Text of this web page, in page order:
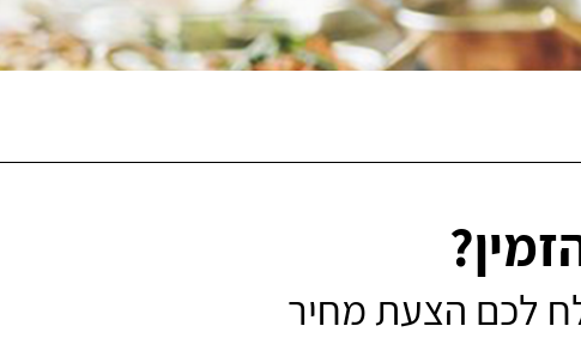
לכם הצעת מחיר